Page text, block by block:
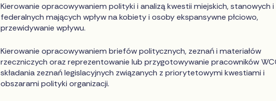
Kierowanie opracowywaniem polityki i analizą kwestii miejskich, stanowych i
federalnych mających wpływ na kobiety i osoby ekspansywne płciowo,
przewidywanie wpływu.
Kierowanie opracowywaniem briefów politycznych, zeznań i materiałów
rzeczniczych oraz reprezentowanie lub przygotowywanie pracowników
składania zeznań legislacyjnych związanych z priorytetowymi kwestiami i
obszarami polityki organizacji.